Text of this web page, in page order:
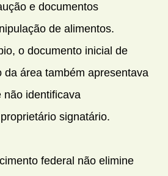
e documentos
de alimentos.
o documento inicial de
da área também apresentava
não identificava
signatário.
federal não elimine